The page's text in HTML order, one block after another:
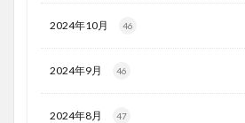
2024年10月 46
2024年9月 46
2024年8月 47